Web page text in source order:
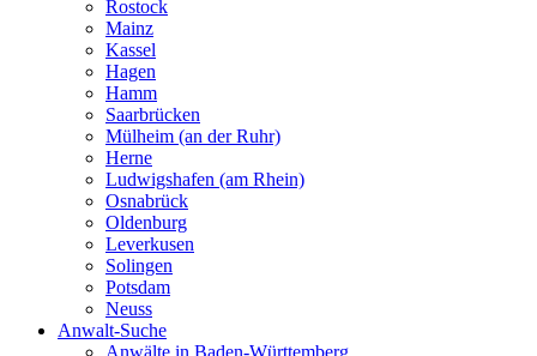
Rostock
Mainz
Kassel
Hagen
Hamm
Saarbrücken
Mülheim (an der Ruhr)
Herne
Ludwigshafen (am Rhein)
Osnabrück
Oldenburg
Leverkusen
Solingen
Potsdam
Neuss
Anwalt-Suche
Anwälte in Baden-Württemberg